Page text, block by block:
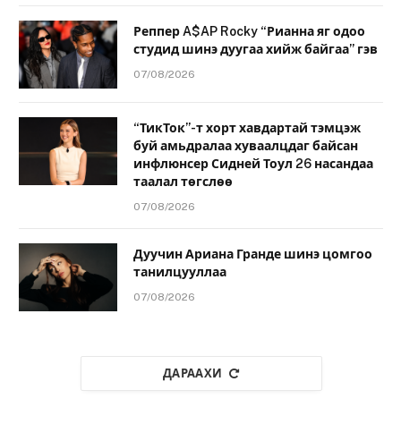
Реппер A$AP Rocky “Рианна яг одоо
студид шинэ дуугаа хийж байгаа” гэв
07/08/2026
“ТикТок”-т хорт хавдартай тэмцэж
буй амьдралаа хуваалцдаг байсан
инфлюнсер Сидней Тоул 26 насандаа
таалал төгслөө
07/08/2026
Дуучин Ариана Гранде шинэ цомгоо
танилцууллаа
07/08/2026
ДАРААХИ